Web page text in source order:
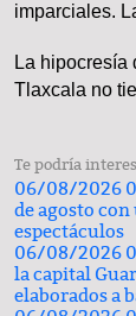
imparciales.
La hipocresía
Tlaxcala no
Te podría
06/08/2026
de agosto
espectáculos
06/08/2026
la capital
elaborados a